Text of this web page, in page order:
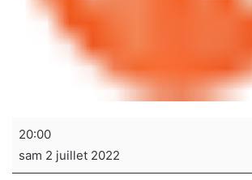
Soirée
de
20:00
sam 2 juillet 2022